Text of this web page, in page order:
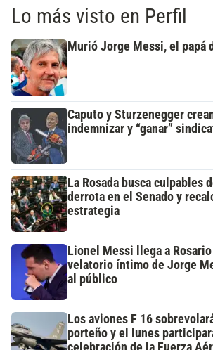
Lo más visto en Perfil
Murió Jorge Messi, el papá
Caputo y Sturzenegger
indemnizar y “ganar”
La Rosada busca culpables
derrota en el Senado y
estrategia
Lionel Messi llega a
velatorio íntimo de Jorge
al público
Los aviones F 16
porteño y el lunes